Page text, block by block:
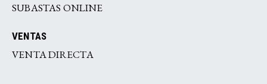
SUBASTAS ONLINE
VENTAS
VENTA DIRECTA